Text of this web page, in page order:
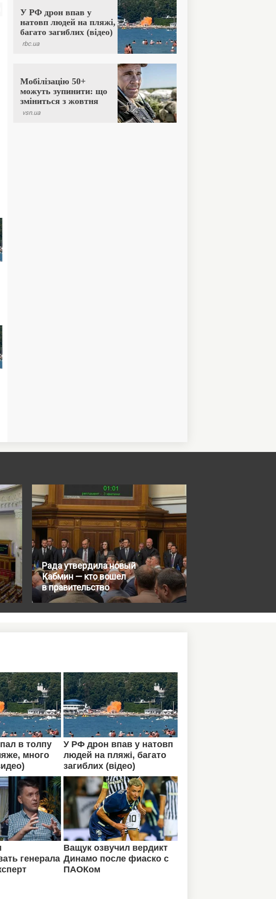
Рада утвердила новый
Кабмин — кто вошел
в правительство